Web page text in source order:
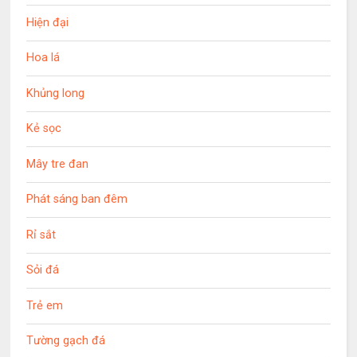
Hiện đại
Hoa lá
Khủng long
Kẻ sọc
Mây tre đan
Phát sáng ban đêm
Rỉ sắt
Sỏi đá
Trẻ em
Tường gạch đá